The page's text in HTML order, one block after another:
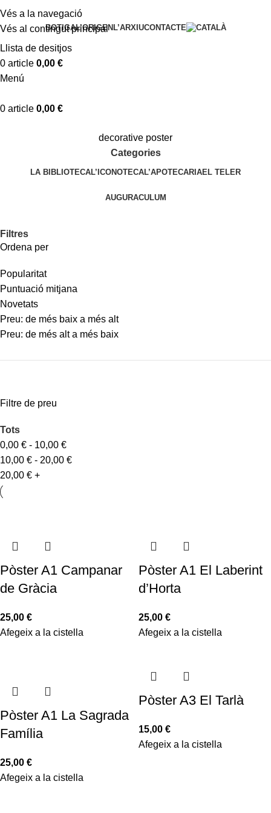
Vés a la navegació
Vés al contingut principal
BOTIGAL’ORIGEN L’ARXIUCONTACTE
Llista de desitjos
0 article 0,00 €
Menú
0 article 0,00 €
decorative poster
Categories
LA BIBLIOTECAL’ICONOTECAL’APOTECARIAEL TELER
AUGURACULUM
Filtres
Ordena per
Popularitat
Puntuació mitjana
Novetats
Preu: de més baix a més alt
Preu: de més alt a més baix
Filtre de preu
Tots
0,00 € - 10,00 €
10,00 € - 20,00 €
20,00 € +
Pòster A1 Campanar
de Gràcia
25,00 €
Afegeix a la cistella
Pòster A1 El Laberint
d’Horta
25,00 €
Afegeix a la cistella
Pòster A1 La Sagrada
Família
25,00 €
Afegeix a la cistella
Pòster A3 El Tarlà
15,00 €
Afegeix a la cistella